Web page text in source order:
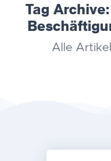
Tag Archive:
Alle